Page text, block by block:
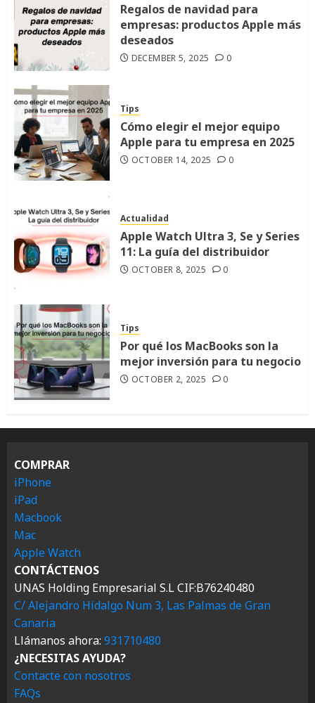
Regalos de navidad para
empresas: productos Apple más
deseados
DECEMBER 5, 2025 0
Tips
Cómo elegir el mejor equipo
Apple para tu empresa en 2025
OCTOBER 14, 2025 0
Actualidad
Apple Watch Ultra 3, Se y Series
11: La guía del distribuidor
OCTOBER 8, 2025 0
Tips
Por qué los MacBooks son la
mejor inversión para tu negocio
OCTOBER 2, 2025 0
COMPRAR
iPhone
iPad
Macbook
Mac
Apple Watch
CONTÁCTENOS
UNAS Holding Empresarial S.L CIF:B76240480
C/ Alejandro Hidalgo Num 3, Las Palmas de Gran
Canaria
Llámanos ahora: 931710480
¿NECESITAS AYUDA?
Contacte con nosotros
FAQs